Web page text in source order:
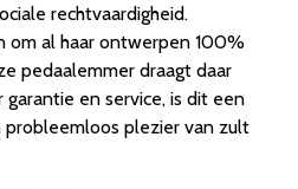
rechtvaardigheid.
om al haar ontwerpen 100%
pedaalemmer draagt daar
garantie en service, is dit een
probleemloos plezier van zult